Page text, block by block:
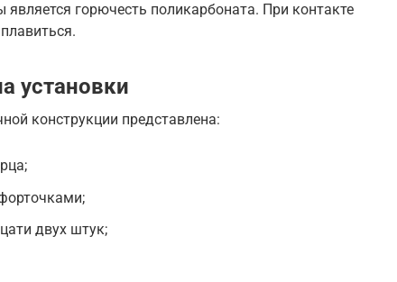
горючесть поликарбоната. При контакте
установки
конструкции представлена:
двух штук;